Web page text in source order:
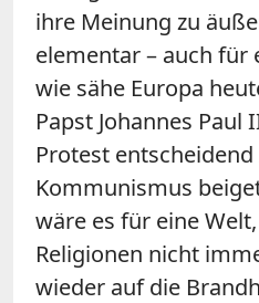
ihre Meinung zu
elementar – auch für
wie sähe Europa
Papst Johannes
Protest entscheidend
Kommunismus
wäre es für eine
Religionen nicht
wieder auf die